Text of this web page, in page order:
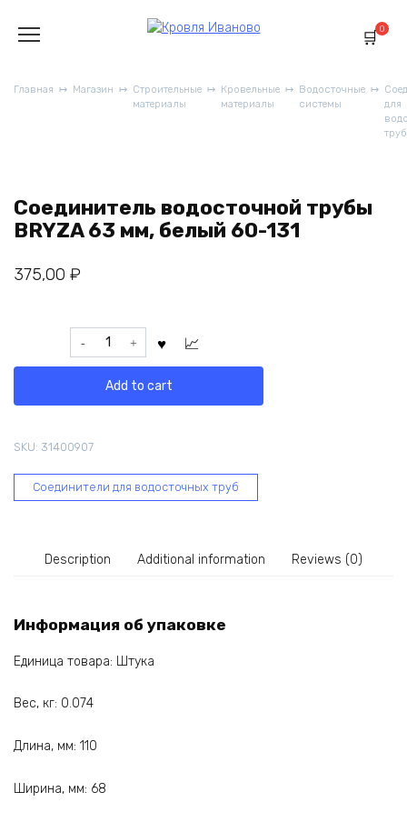
содержанию
0
Главная Магазин
Строительные
материалы
Кровельные
материалы
Водосточные
системы
для
труб
Соединитель водосточной трубы
BRYZA 63 мм, белый 60-131
375,00 ₽
Соединитель
водосточной
BRYZA
белый
131
Add to cart
SKU: 31400907
Соединители для водосточных труб
Description Additional information Reviews (0)
Информация об упаковке
Единица товара: Штука
Вес, кг: 0.074
Длина, мм: 110
Ширина, мм: 68